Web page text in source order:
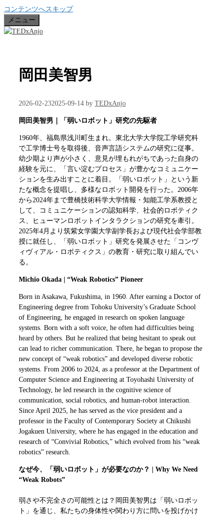
コンテンツへスキップ
メニュー
岡田美智男
2026-02-232025-09-14 by TEDxAnjo
岡田美智男｜「弱いロボット」研究の先駆者
1960年、福島県浅川町生まれ。東北大学大学院工学研究科
で工学博士号を取得後、音声言語システムの研究に従事。
幼少期より声が小さく、意見が埋もれがちであった自身の
経験を元に、「言い淀むプロセス」が豊かなコミュニケー
ションを生み出すことに着目。「弱いロボット」という新
たな概念を提唱し、多様なロボット開発を行った。2006年
から2024年まで豊橋技術科学大学情報・知能工学系教授と
して、コミュニケーションの認知科学、社会的ロボティク
ス、ヒューマンロボットインタラクションの研究を牽引。
2025年4月より筑紫女学園大学副学長および現代社会学部教
授に就任し、「弱いロボット」研究を発展させた「コンヴ
ィヴィアル・ロボティクス」の教育・研究に取り組んでい
る。
Michio Okada | “Weak Robotics” Pioneer
Born in Asakawa, Fukushima, in 1960. After earning a Doctor of
Engineering degree from Tohoku University’s Graduate School
of Engineering, he engaged in research on spoken language
systems. Born with a soft voice, he often had difficulties being
heard by others. But he realized that being hesitant to speak out
can lead to richer communication. There, he began to propose the
new concept of “weak robotics” and developed diverse robotic
systems. From 2006 to 2024, as a professor at the Department of
Computer Science and Engineering at Toyohashi University of
Technology, he led research in the cognitive science of
communication, social robotics, and human-robot interaction.
Since April 2025, he has served as the vice president and a
professor in the Faculty of Contemporary Society at Chikushi
Jogakuen University, where he has engaged in the education and
research of “Convivial Robotics,” which evolved from his “weak
robotics” research.
なぜ今、「弱いロボット」が必要なのか？ | Why We Need
“Weak Robots”
弱さや不完全さの可能性とは？岡田美智男は「弱いロボッ
ト」を通じ、私たちの身体性や関わり方に問いを投げかけ